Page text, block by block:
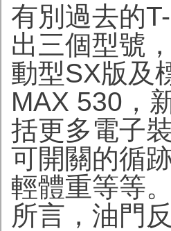
有別過去的
出三個型號
動型SX版及
MAX 530，
括更多電子
可開關的循
輕體重等等
所言，油門